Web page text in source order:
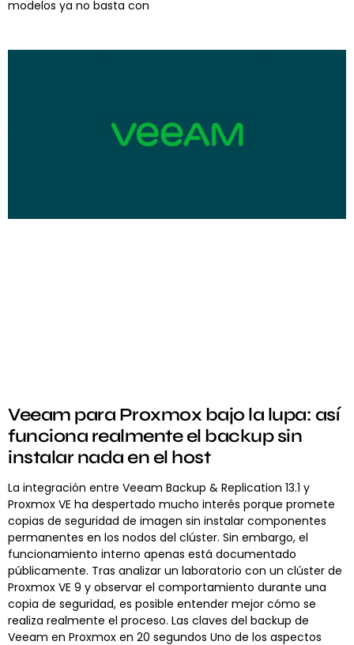
modelos ya no basta con
Veeam para Proxmox bajo la lupa: así
funciona realmente el backup sin
instalar nada en el host
La integración entre Veeam Backup & Replication 13.1 y
Proxmox VE ha despertado mucho interés porque promete
copias de seguridad de imagen sin instalar componentes
permanentes en los nodos del clúster. Sin embargo, el
funcionamiento interno apenas está documentado
públicamente. Tras analizar un laboratorio con un clúster de
Proxmox VE 9 y observar el comportamiento durante una
copia de seguridad, es posible entender mejor cómo se
realiza realmente el proceso. Las claves del backup de
Veeam en Proxmox en 20 segundos Uno de los aspectos